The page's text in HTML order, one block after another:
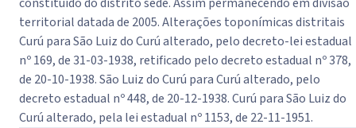
territorial datada de 2005. Alterações toponímicas distritais
Curú para São Luiz do Curú alterado, pelo decreto-lei estadual
nº 169, de 31-03-1938, retificado pelo decreto estadual nº 378,
de 20-10-1938. São Luiz do Curú para Curú alterado, pelo
decreto estadual nº 448, de 20-12-1938. Curú para São Luiz do
Curú alterado, pela lei estadual nº 1153, de 22-11-1951.